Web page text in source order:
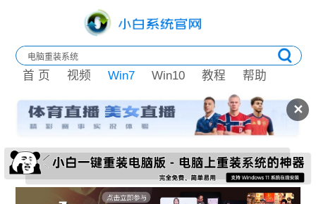
✕
首 页 视频 Win7 Win10 教程 帮助